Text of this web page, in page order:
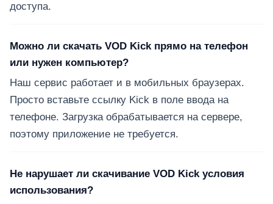
доступа.
Можно ли скачать VOD Kick прямо на телефон
или нужен компьютер?
Наш сервис работает и в мобильных браузерах.
Просто вставьте ссылку Kick в поле ввода на
телефоне. Загрузка обрабатывается на сервере,
поэтому приложение не требуется.
Не нарушает ли скачивание VOD Kick условия
использования?